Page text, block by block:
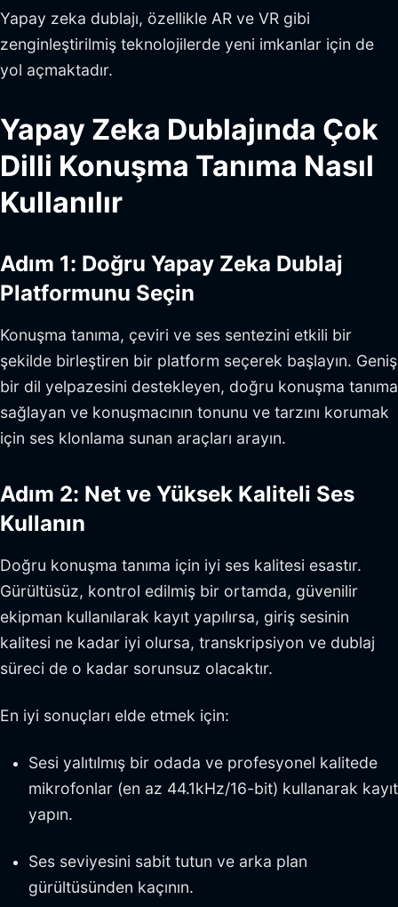
Yapay zeka dublajı, özellikle AR ve VR gibi
zenginleştirilmiş teknolojilerde yeni imkanlar için de
yol açmaktadır.
Yapay Zeka Dublajında Çok
Dilli Konuşma Tanıma Nasıl
Kullanılır
Adım 1: Doğru Yapay Zeka Dublaj
Platformunu Seçin
Konuşma tanıma, çeviri ve ses sentezini etkili bir
şekilde birleştiren bir platform seçerek başlayın. Geniş
bir dil yelpazesini destekleyen, doğru konuşma tanıma
sağlayan ve konuşmacının tonunu ve tarzını korumak
için ses klonlama sunan araçları arayın.
Adım 2: Net ve Yüksek Kaliteli Ses
Kullanın
Doğru konuşma tanıma için iyi ses kalitesi esastır.
Gürültüsüz, kontrol edilmiş bir ortamda, güvenilir
ekipman kullanılarak kayıt yapılırsa, giriş sesinin
kalitesi ne kadar iyi olursa, transkripsiyon ve dublaj
süreci de o kadar sorunsuz olacaktır.
En iyi sonuçları elde etmek için:
Sesi yalıtılmış bir odada ve profesyonel kalitede
mikrofonlar (en az 44.1kHz/16-bit) kullanarak kayıt
yapın.
Ses seviyesini sabit tutun ve arka plan
gürültüsünden kaçının.